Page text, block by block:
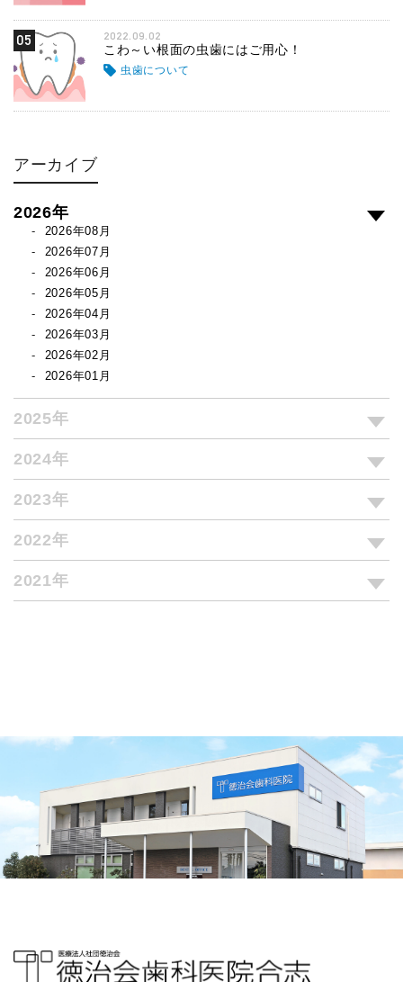
05 2022.09.02
こわ～い根面の虫歯にはご用心！
虫歯について
アーカイブ
2026年
2026年08月
2026年07月
2026年06月
2026年05月
2026年04月
2026年03月
2026年02月
2026年01月
2025年
2024年
2023年
2022年
2021年